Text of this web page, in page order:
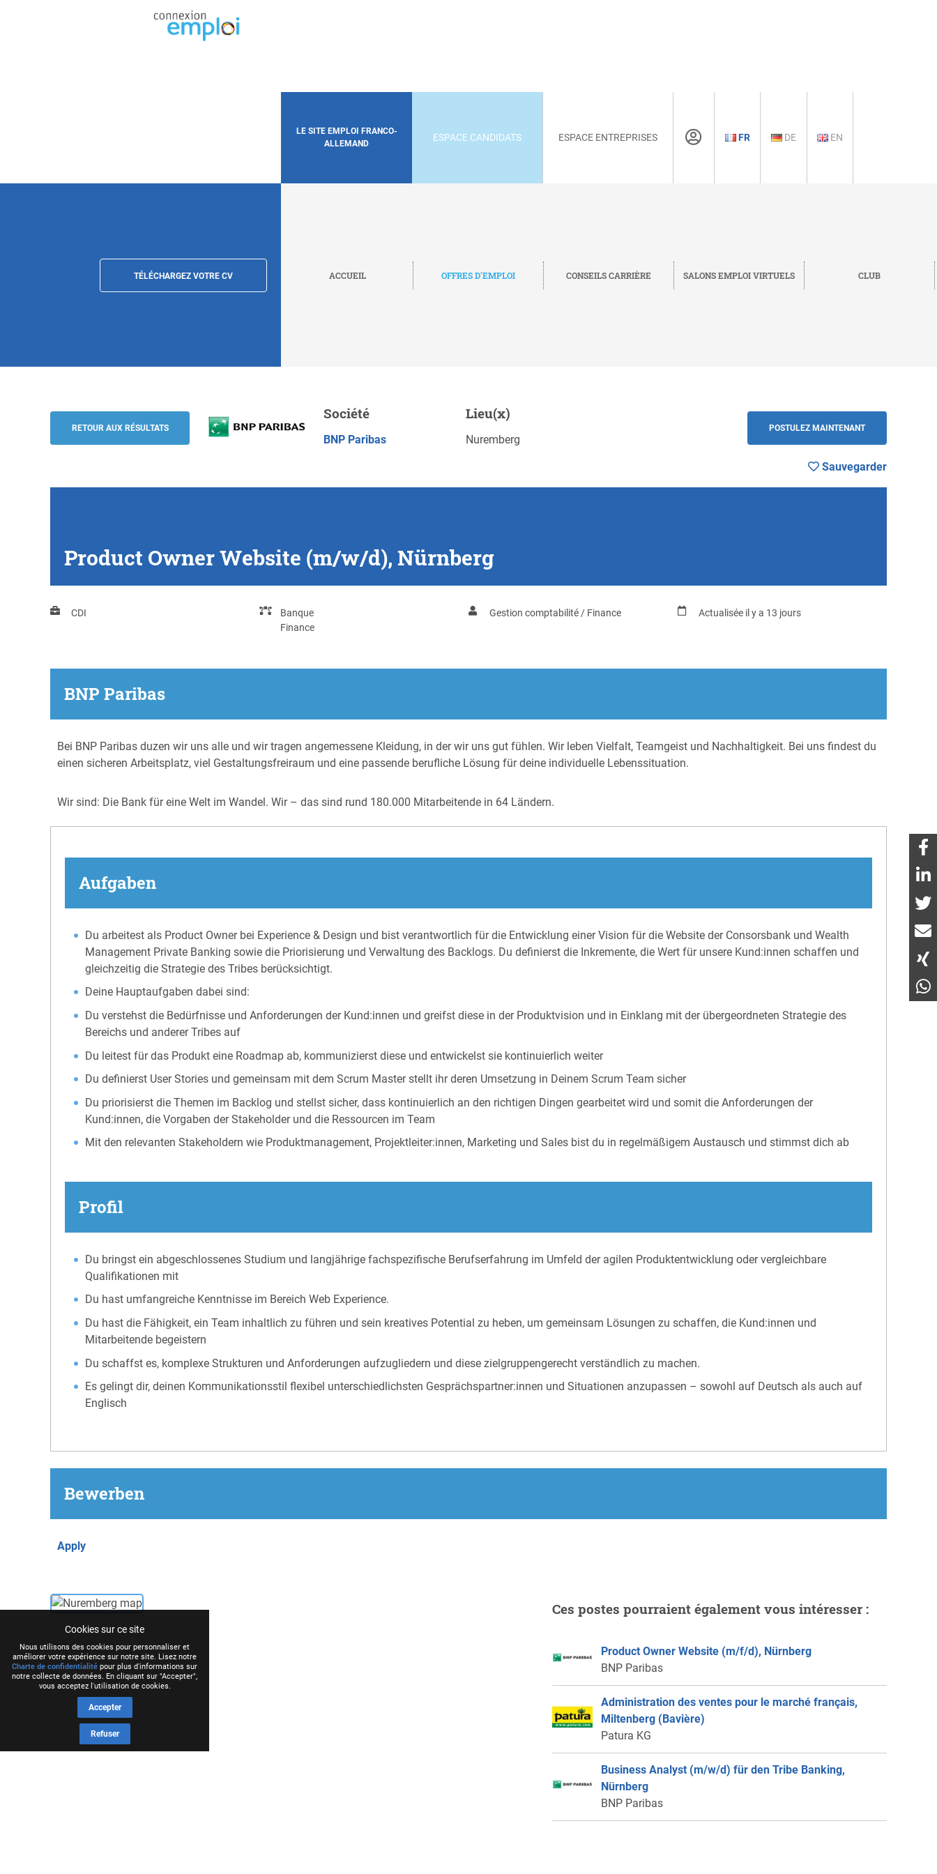
LE SITE EMPLOI FRANCO-
ALLEMAND
ESPACE CANDIDATS ESPACE ENTREPRISES FR DE EN
TÉLÉCHARGEZ VOTRE CV ACCUEIL OFFRES D'EMPLOI CONSEILS CARRIÈRE SALONS EMPLOI VIRTUELS CLUB
BNP Paribas
POSTULEZ MAINTENANT
RETOUR AUX RÉSULTATS
Société
BNP Paribas
Lieu(x)
Nuremberg
POSTULEZ MAINTENANT
Sauvegarder
Product Owner Website (m/w/d), Nürnberg
CDI
Banque
Finance
Gestion comptabilité / Finance Actualisée il y a 13 jours
BNP Paribas
Bei BNP Paribas duzen wir uns alle und wir tragen angemessene Kleidung, in der wir uns gut fühlen. Wir leben Vielfalt, Teamgeist und Nachhaltigkeit. Bei uns findest du
einen sicheren Arbeitsplatz, viel Gestaltungsfreiraum und eine passende berufliche Lösung für deine individuelle Lebenssituation.
Wir sind: Die Bank für eine Welt im Wandel. Wir – das sind rund 180.000 Mitarbeitende in 64 Ländern.
Aufgaben
Du arbeitest als Product Owner bei Experience & Design und bist verantwortlich für die Entwicklung einer Vision für die Website der Consorsbank und Wealth
Management Private Banking sowie die Priorisierung und Verwaltung des Backlogs. Du definierst die Inkremente, die Wert für unsere Kund:innen schaffen und
gleichzeitig die Strategie des Tribes berücksichtigt.
Deine Hauptaufgaben dabei sind:
Du verstehst die Bedürfnisse und Anforderungen der Kund:innen und greifst diese in der Produktvision und in Einklang mit der übergeordneten Strategie des
Bereichs und anderer Tribes auf
Du leitest für das Produkt eine Roadmap ab, kommunizierst diese und entwickelst sie kontinuierlich weiter
Du definierst User Stories und gemeinsam mit dem Scrum Master stellt ihr deren Umsetzung in Deinem Scrum Team sicher
Du priorisierst die Themen im Backlog und stellst sicher, dass kontinuierlich an den richtigen Dingen gearbeitet wird und somit die Anforderungen der
Kund:innen, die Vorgaben der Stakeholder und die Ressourcen im Team
Mit den relevanten Stakeholdern wie Produktmanagement, Projektleiter:innen, Marketing und Sales bist du in regelmäßigem Austausch und stimmst dich ab
Profil
Du bringst ein abgeschlossenes Studium und langjährige fachspezifische Berufserfahrung im Umfeld der agilen Produktentwicklung oder vergleichbare
Qualifikationen mit
Du hast umfangreiche Kenntnisse im Bereich Web Experience.
Du hast die Fähigkeit, ein Team inhaltlich zu führen und sein kreatives Potential zu heben, um gemeinsam Lösungen zu schaffen, die Kund:innen und
Mitarbeitende begeistern
Du schaffst es, komplexe Strukturen und Anforderungen aufzugliedern und diese zielgruppengerecht verständlich zu machen.
Es gelingt dir, deinen Kommunikationsstil flexibel unterschiedlichsten Gesprächspartner:innen und Situationen anzupassen – sowohl auf Deutsch als auch auf
Englisch
Bewerben
Apply
Ces postes pourraient également vous intéresser :
Product Owner Website (m/f/d), Nürnberg
BNP Paribas
Administration des ventes pour le marché français,
Miltenberg (Bavière)
Patura KG
Business Analyst (m/w/d) für den Tribe Banking,
Nürnberg
BNP Paribas
Cookies sur ce site
Nous utilisons des cookies pour personnaliser et
améliorer votre expérience sur notre site. Lisez notre
Charte de confidentialité pour plus d'informations sur
notre collecte de données. En cliquant sur "Accepter",
vous acceptez l'utilisation de cookies.
Accepter
Refuser